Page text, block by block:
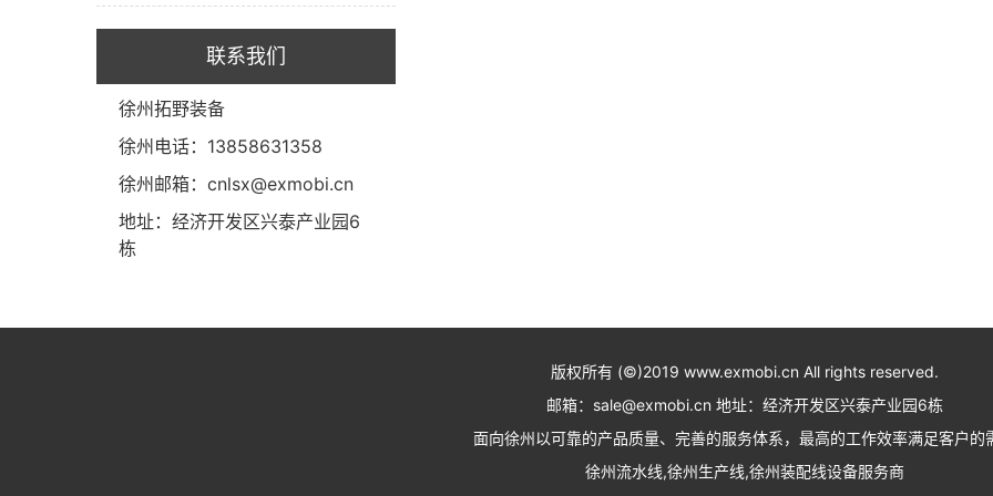
联系我们
徐州拓野装备
徐州电话：13858631358
徐州邮箱：cnlsx@exmobi.cn
地址：经济开发区兴泰产业园6
栋
版权所有 (©)2019 www.exmobi.cn All rights reserved.
邮箱：sale@exmobi.cn 地址：经济开发区兴泰产业园6栋
面向徐州以可靠的产品质量、完善的服务体系，最高的工作效率满足客户的
徐州流水线,徐州生产线,徐州装配线设备服务商